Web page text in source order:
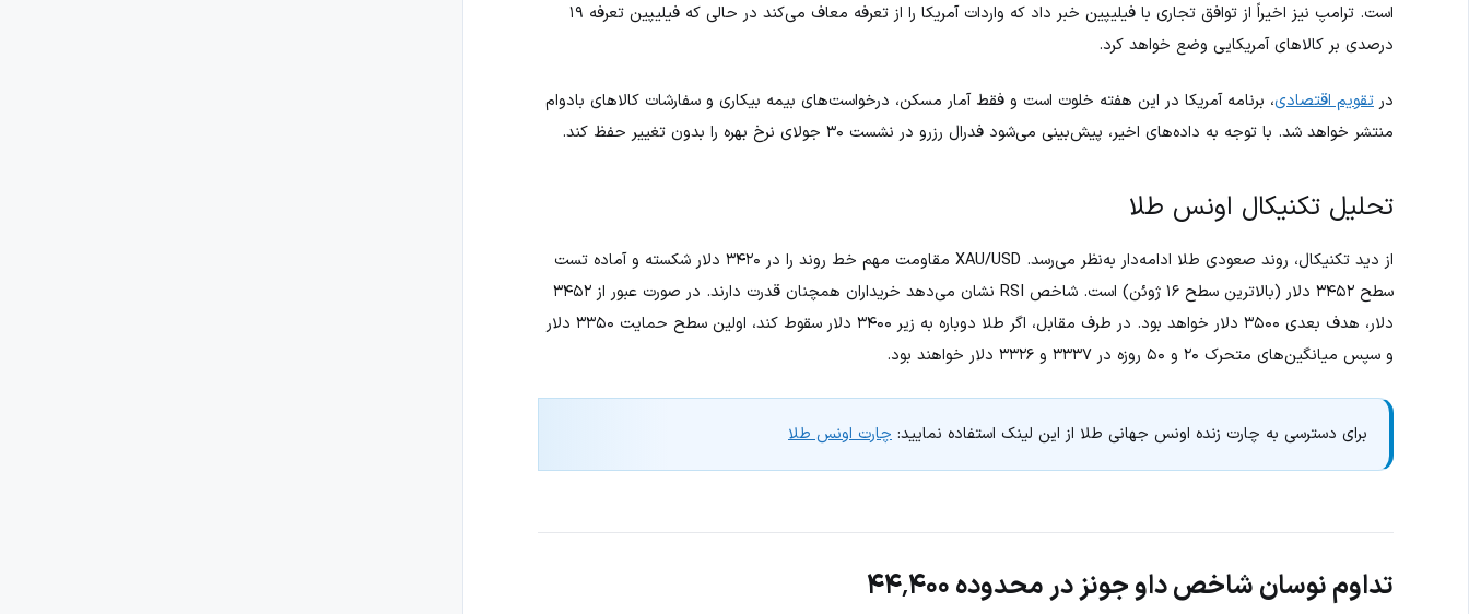
است. ترامپ نیز اخیراً از توافق تجاری با فیلیپین خبر داد که واردات آمریکا را از تعرفه معاف می‌کند در حالی که فیلیپین تعرفه ۱۹
درصدی بر کالاهای آمریکایی وضع خواهد کرد.
در تقویم اقتصادی، برنامه آمریکا در این هفته خلوت است و فقط آمار مسکن، درخواست‌های بیمه بیکاری و سفارشات کالاهای بادوام
منتشر خواهد شد. با توجه به داده‌های اخیر، پیش‌بینی می‌شود فدرال رزرو در نشست ۳۰ جولای نرخ بهره را بدون تغییر حفظ کند.
تحلیل تکنیکال اونس طلا
از دید تکنیکال، روند صعودی طلا ادامه‌دار به‌نظر می‌رسد. XAU/USD مقاومت مهم خط روند را در ۳۴۲۰ دلار شکسته و آماده تست
سطح ۳۴۵۲ دلار (بالاترین سطح ۱۶ ژوئن) است. شاخص RSI نشان می‌دهد خریداران همچنان قدرت دارند. در صورت عبور از ۳۴۵۲
دلار، هدف بعدی ۳۵۰۰ دلار خواهد بود. در طرف مقابل، اگر طلا دوباره به زیر ۳۴۰۰ دلار سقوط کند، اولین سطح حمایت ۳۳۵۰ دلار
و سپس میانگین‌های متحرک ۲۰ و ۵۰ روزه در ۳۳۳۷ و ۳۳۲۶ دلار خواهند بود.
برای دسترسی به چارت زنده اونس جهانی طلا از این لینک استفاده نمایید: چارت اونس طلا
تداوم نوسان شاخص داو جونز در محدوده ۴۴٬۴۰۰